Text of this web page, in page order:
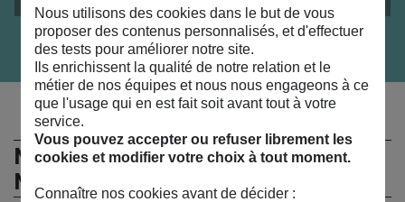
Ne manquez rien de l’actualité du
MSC !
Nous utilisons des cookies dans le but de vous
proposer des contenus personnalisés, et d'effectuer
des tests pour améliorer notre site.
Ils enrichissent la qualité de notre relation et le
métier de nos équipes et nous nous engageons à ce
que l'usage qui en est fait soit avant tout à votre
service.
Vous pouvez accepter ou refuser librement les
cookies et modifier votre choix à tout moment.
Connaître nos cookies avant de décider :